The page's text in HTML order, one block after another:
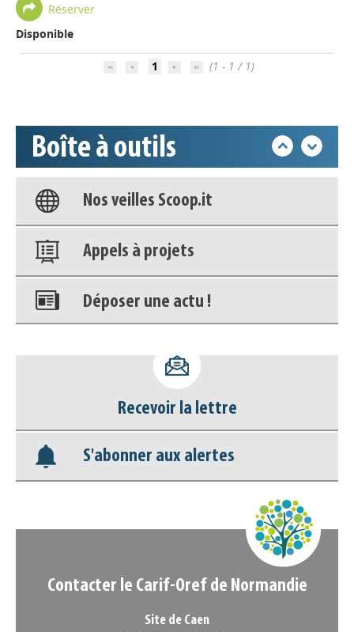
Réserver
Disponible
1 (1 - 1 / 1)
Boîte à outils
Base documentaire
Nos veilles Scoop.it
Appels à projets
Déposer une actu !
déconnecter)
Base documentaire
Nos veilles Scoop.it
Recevoir la lettre
S'abonner aux alertes
Contacter le Carif-Oref de Normandie
Site de Caen